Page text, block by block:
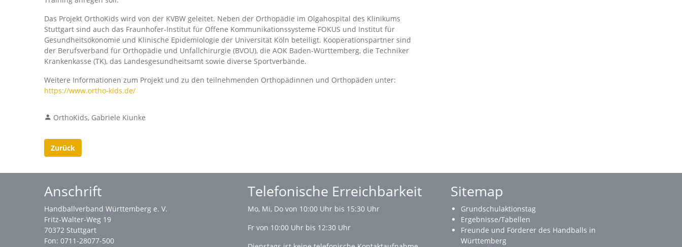
Das Projekt OrthoKids wird von der KVBW geleitet. Neben der Orthopädie im Olgahospital des Klinikums
Stuttgart sind auch das Fraunhofer-Institut für Offene Kommunikationssysteme FOKUS und Institut für
Gesundheitsökonomie und Klinische Epidemiologie der Universität Köln beteiligt. Kooperationspartner sind
der Berufsverband für Orthopädie und Unfallchirurgie (BVOU), die AOK Baden-Württemberg, die Techniker
Krankenkasse (TK), das Landesgesundheitsamt sowie diverse Sportverbände.
Weitere Informationen zum Projekt und zu den teilnehmenden Orthopädinnen und Orthopäden unter:
https://www.ortho-kids.de/
OrthoKids, Gabriele Kiunke
Zurück
Anschrift
Handballverband Württemberg e. V.
Fritz-Walter-Weg 19
70372 Stuttgart
Fon: 0711-28077-500
Telefonische Erreichbarkeit
Mo, Mi, Do von 10:00 Uhr bis 15:30 Uhr
Fr von 10:00 Uhr bis 12:30 Uhr
Sitemap
Grundschulaktionstag
Ergebnisse/Tabellen
Freunde und Förderer des Handballs in
Württemberg